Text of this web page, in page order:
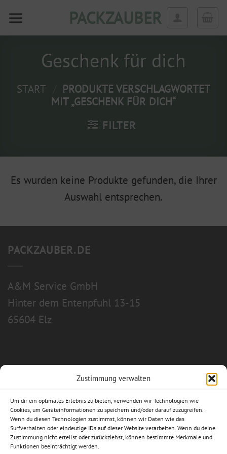
Zustimmung verwalten
Um dir ein optimales Erlebnis zu bieten, verwenden wir Technologien wie
Cookies, um Geräteinformationen zu speichern und/oder darauf zuzugreifen.
Wenn du diesen Technologien zustimmst, können wir Daten wie das
Surfverhalten oder eindeutige IDs auf dieser Website verarbeiten. Wenn du deine
Zustimmung nicht erteilst oder zurückziehst, können bestimmte Merkmale und
Funktionen beeinträchtigt werden.
Inhalt
PACKZAUBER
Geschenk für dich
START
PRODUKTE VERSCHLAGWORTET
MIT „GESCHENK FÜR DICH“
FILTER
Es wurden keine Produkte gefunden, die Ihrer
Auswahl entsprechen.
PACKZAUBER.DE
A&M Service GmbH
Hinter dem Entenpfuhl 13-15
65604 Elz
Allgemeine Geschäftsbedingungen
Impressum
Datenschutzerklärung